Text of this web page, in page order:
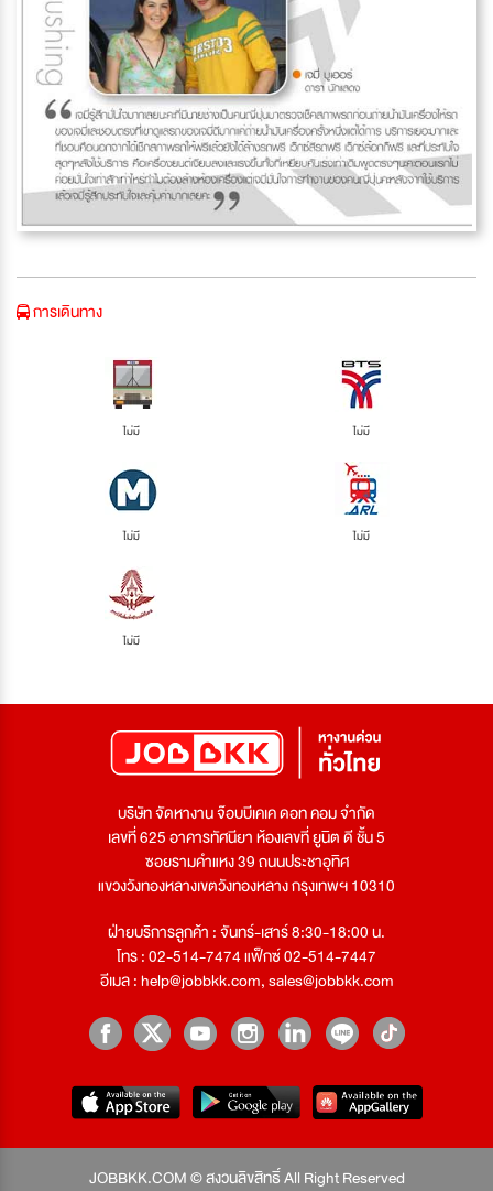
การเดินทาง
ไม่มี ไม่มี
ไม่มี ไม่มี
ไม่มี
บริษัท จัดหางาน จ๊อบบีเคเค ดอท คอม จำกัด
เลขที่ 625 อาคารทัศนียา ห้องเลขที่ ยูนิต ดี ชั้น 5
ซอยรามคำแหง 39 ถนนประชาอุทิศ
แขวงวังทองหลางเขตวังทองหลาง กรุงเทพฯ 10310
ฝ่ายบริการลูกค้า : จันทร์-เสาร์ 8:30-18:00 น.
โทร : 02-514-7474 แฟ็กซ์ 02-514-7447
อีเมล :help@jobbkk.com,sales@jobbkk.com
JOBBKK.COM © สงวนลิขสิทธิ์ All Right Reserved